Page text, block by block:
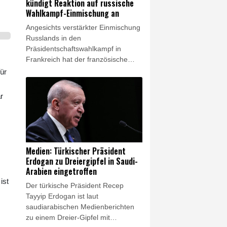
Dezember von der
Bundesregierung bereits für
Desinformationskampagnen
während der Bundestagswahl
verantwortlich gemacht worden.
kündigt Reaktion auf russische
Wahlkampf-Einmischung an
Angesichts verstärkter Einmischung
Russlands in den
Präsidentschaftswahlkampf in
Frankreich hat der französische
scharfe Gegenmaßnahmen
angekündigt. Die Regierung in Paris
werde acht Monate vor der Wahl
"keinen Versuch ausländischer
Einmischung in seine
demokratischen Debatten dulden,
geschweige denn in seine
Wahlprozesse", erklärte Barrot am
Freitag im Onlinedienst X.
Medien: Türkischer Präsident
Erdogan zu Dreiergipfel in Saudi-
Arabien eingetroffen
Der türkische Präsident Recep
Tayyip Erdogan ist laut
saudiarabischen Medienberichten
zu einem Dreier-Gipfel mit